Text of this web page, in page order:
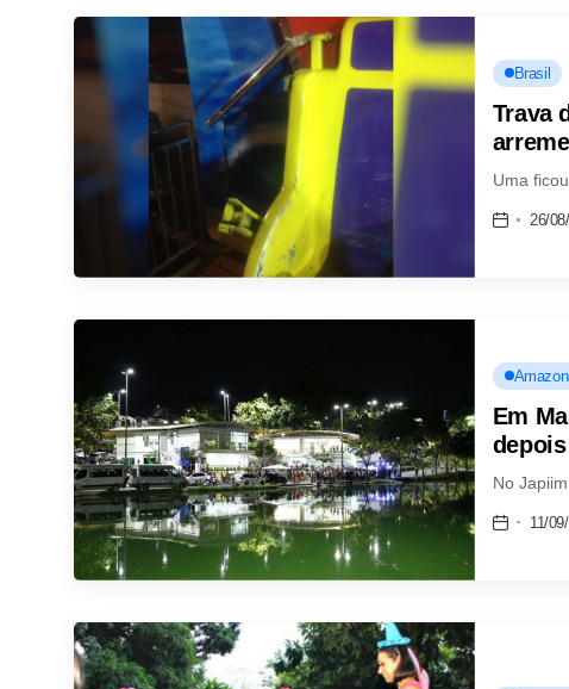
Brasil
Trava
Uma
26/
Em
No Japiim
11/